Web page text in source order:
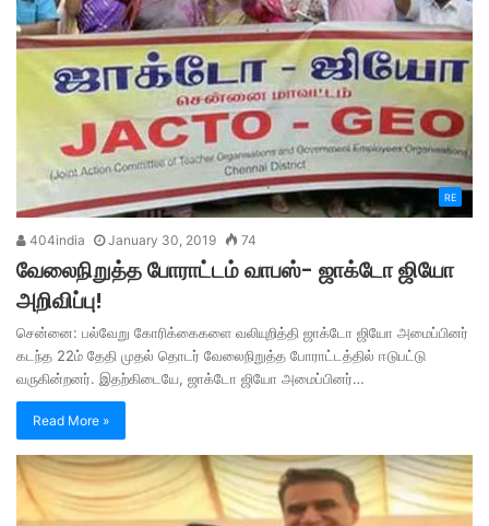
RE
404india January 30, 2019 74
வேலைநிறுத்த போராட்டம் வாபஸ்- ஜாக்டோ ஜியோ
அறிவிப்பு!
சென்னை: பல்வேறு கோரிக்கைகளை வலியுறித்தி ஜாக்டோ ஜியோ அமைப்பினர்
கடந்த 22ம் தேதி முதல் தொடர் வேலைநிறுத்த போராட்டத்தில் ஈடுபட்டு
வருகின்றனர். இதற்கிடையே, ஜாக்டோ ஜியோ அமைப்பினர்…
Read More »